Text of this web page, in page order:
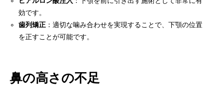
効です。
歯列矯正 ：適切な噛み合わせを実現することで、下顎の位置
を正すことが可能です。
鼻の高さの不足